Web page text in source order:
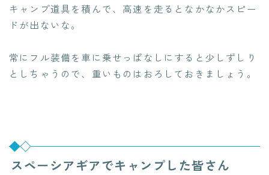
キャンプ道具を積んで、高速を走るとなかなかスピー
ドが出ないな。
常にフル装備を車に乗せっぱなしにすると少しずしり
としちゃうので、重いものはおろしておきましょう。
スペーシアギアでキャンプした皆さん